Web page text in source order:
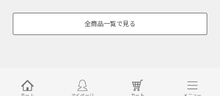
全商品一覧で見る